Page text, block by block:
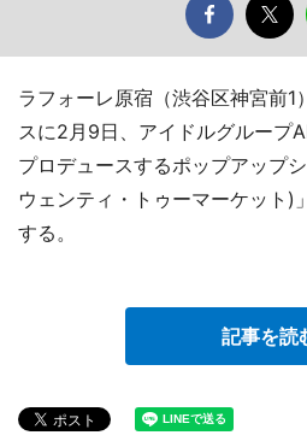
ラフォーレ原宿（渋谷区神宮前1
スに2月9日、アイドルグループ
プロデュースするポップアップ
ウェンティ・トゥーマーケット)
する。
記事を読